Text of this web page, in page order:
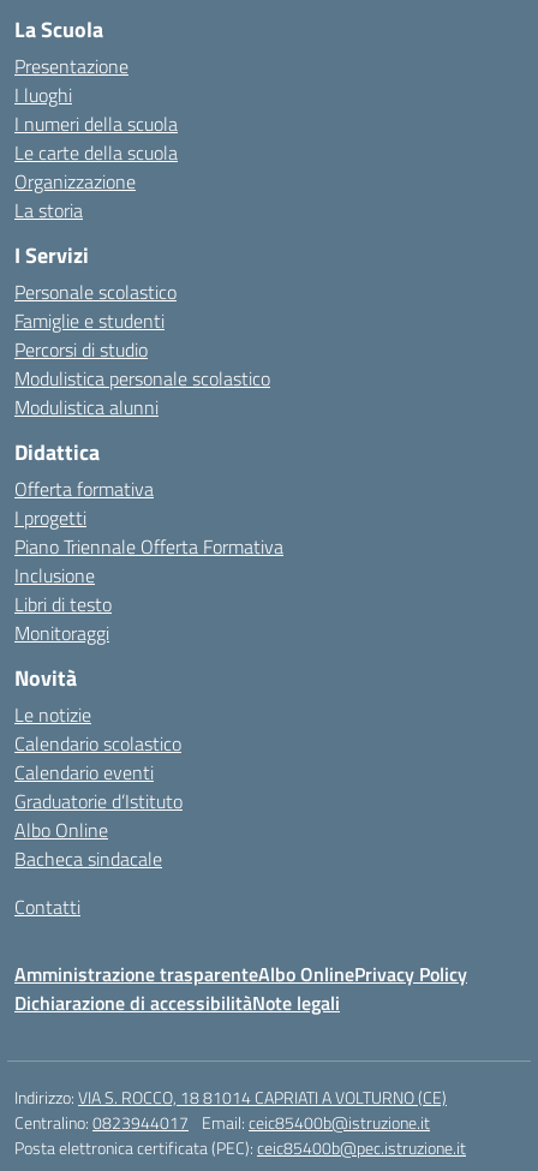
La Scuola
Presentazione
I luoghi
I numeri della scuola
Le carte della scuola
Organizzazione
La storia
I Servizi
Personale scolastico
Famiglie e studenti
Percorsi di studio
Modulistica personale scolastico
Modulistica alunni
Didattica
Offerta formativa
I progetti
Piano Triennale Offerta Formativa
Inclusione
Libri di testo
Monitoraggi
Novità
Le notizie
Calendario scolastico
Calendario eventi
Graduatorie d’Istituto
Albo Online
Bacheca sindacale
Contatti
Amministrazione trasparenteAlbo OnlinePrivacy Policy
Dichiarazione di accessibilitàNote legali
Indirizzo:VIA S. ROCCO, 18 81014 CAPRIATI A VOLTURNO (CE)
Centralino:0823944017 Email:ceic85400b@istruzione.it
Posta elettronica certificata (PEC):ceic85400b@pec.istruzione.it